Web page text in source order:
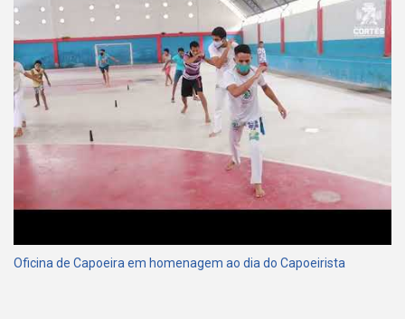
Oficina de Capoeira em homenagem ao dia do Capoeirista